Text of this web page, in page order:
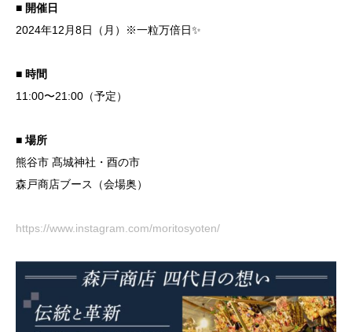
■ 開催日
2024年12月8日（月）※一粒万倍日✨
■ 時間
11:00〜21:00（予定）
■ 場所
熊谷市 髙城神社・酉の市
森戸商店ブース（会場奥）
https://www.instagram.com/moritosyoten/